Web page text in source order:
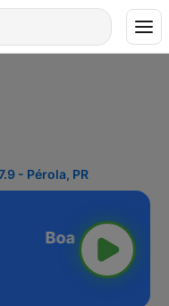
- Pérola, PR